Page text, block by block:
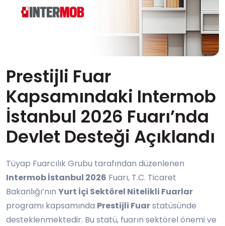
Prestijli Fuar
Kapsamındaki Intermob
İstanbul 2026 Fuarı’nda
Devlet Desteği Açıklandı
Tüyap Fuarcılık Grubu tarafından düzenlenen
Intermob İstanbul 2026 Fuarı, T.C. Ticaret
Bakanlığı’nın Yurt İçi Sektörel Nitelikli Fuarlar
programı kapsamında Prestijli Fuarstatüsünde
desteklenmektedir. Bu statü, fuarın sektörel önemi ve